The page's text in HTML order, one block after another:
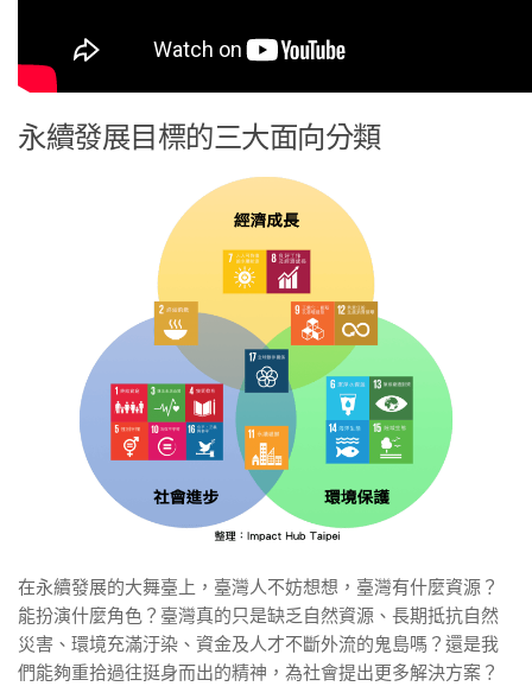
永續發展目標的三大面向分類
在永續發展的大舞臺上，臺灣人不妨想想，臺灣有什麼資源？
能扮演什麼角色？臺灣真的只是缺乏自然資源、長期抵抗自然
災害、環境充滿汙染、資金及人才不斷外流的鬼島嗎？還是我
們能夠重拾過往挺身而出的精神，為社會提出更多解決方案？